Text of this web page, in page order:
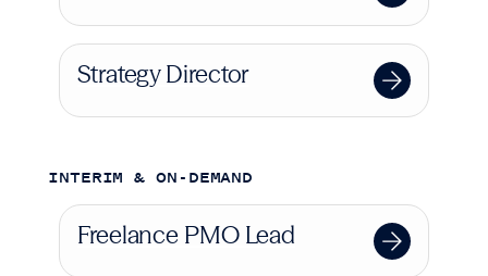
Strategy Director
INTERIM & ON-DEMAND
Freelance PMO Lead